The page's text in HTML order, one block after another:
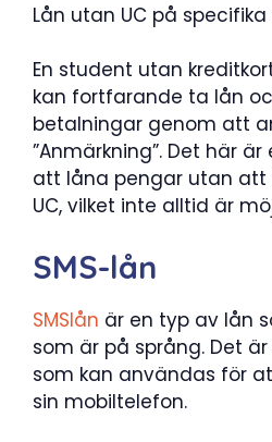
Lån utan UC på
En student utan
kan fortfarande ta lån
betalningar genom att
”Anmärkning”. Det här
att låna pengar utan
UC, vilket inte alltid är
SMS-lån
SMSlån är en typ av lån
som är på språng. Det
som kan användas för
sin mobiltelefon.